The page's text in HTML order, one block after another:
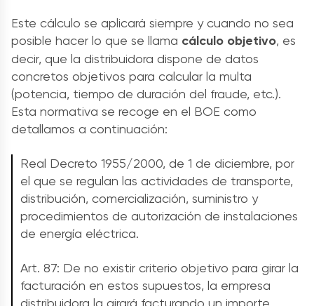
Este cálculo se aplicará siempre y cuando no sea
posible hacer lo que se llama cálculo objetivo, es
decir, que la distribuidora dispone de datos
concretos objetivos para calcular la multa
(potencia, tiempo de duración del fraude, etc.).
Esta normativa se recoge en el BOE como
detallamos a continuación:
Real Decreto 1955/2000, de 1 de diciembre, por
el que se regulan las actividades de transporte,
distribución, comercialización, suministro y
procedimientos de autorización de instalaciones
de energía eléctrica.
Art. 87: De no existir criterio objetivo para girar la
facturación en estos supuestos, la empresa